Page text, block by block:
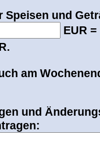
Speisen und
EUR
am
und